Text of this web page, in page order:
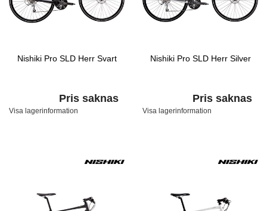
Nishiki Pro SLD Herr Svart
Pris saknas
Visa lagerinformation
Nishiki Pro SLD Herr Silver
Pris saknas
Visa lagerinformation